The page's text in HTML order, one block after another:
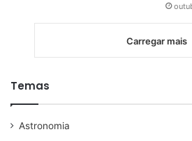
Carregar mais
Temas
Astronomia